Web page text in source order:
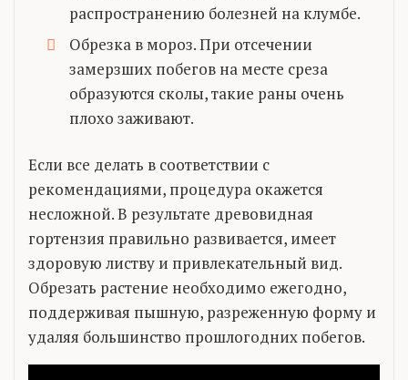
распространению болезней на клумбе.
Обрезка в мороз. При отсечении
замерзших побегов на месте среза
образуются сколы, такие раны очень
плохо заживают.
Если все делать в соответствии с
рекомендациями, процедура окажется
несложной. В результате древовидная
гортензия правильно развивается, имеет
здоровую листву и привлекательный вид.
Обрезать растение необходимо ежегодно,
поддерживая пышную, разреженную форму и
удаляя большинство прошлогодних побегов.